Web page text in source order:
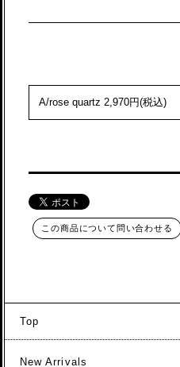
この商品について問い合わせる
Top
New Arrivals